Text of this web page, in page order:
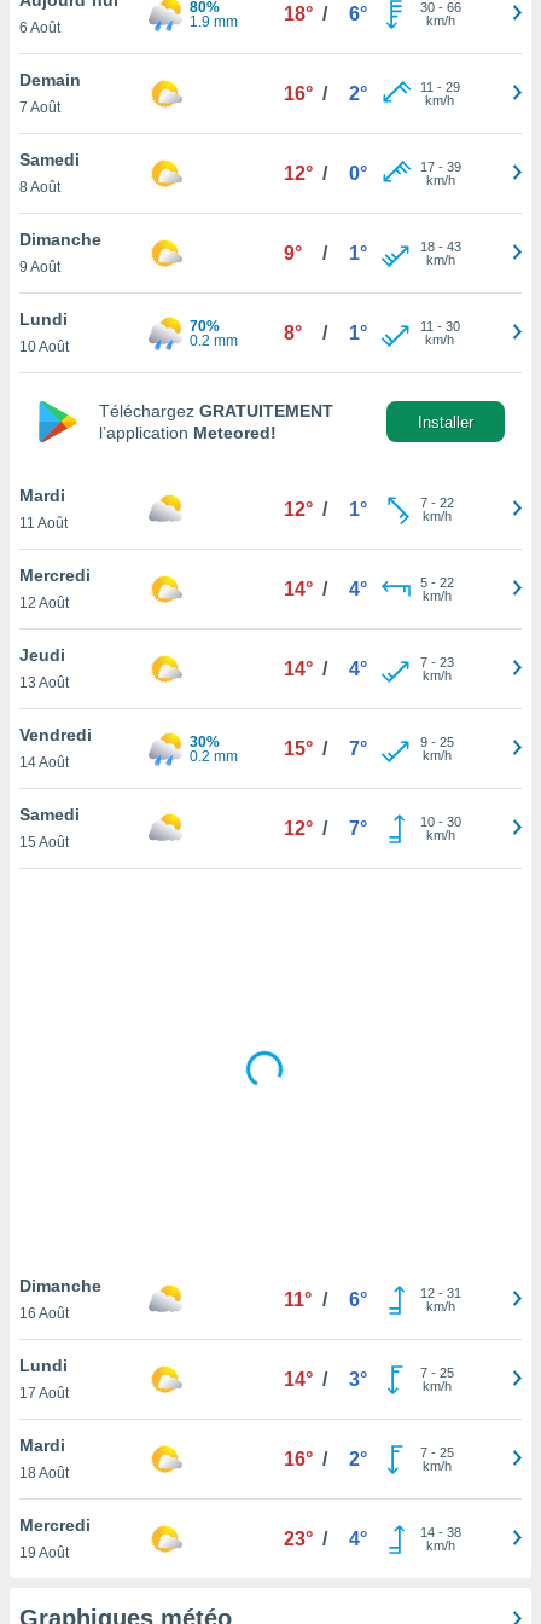
et
»,
au
vous
qu'ils
ou
le
ainsi
un
la
du
votre
à
en
le
notre
que
et que
6 Août
80%
1.9 mm
18° / 6° 30- 66
km/h
Demain
7 Août
16° / 2° 11 - 29
km/h
Samedi
8 Août
12° / 0° 17- 39
km/h
Dimanche
9 Août
9° / 1° 18- 43
km/h
Lundi
10 Août
70%
0.2 mm
8° / 1° 11 - 30
km/h
Téléchargez GRATUITEMENT
l’application Meteored!
Installer
Mardi
11 Août
12° / 1° 7- 22
km/h
Mercredi
12 Août
14° / 4° 5- 22
km/h
Jeudi
13 Août
14° / 4° 7- 23
km/h
Vendredi
14 Août
30%
0.2 mm
15° / 7° 9- 25
km/h
Samedi
15 Août
12° / 7° 10- 30
km/h
Dimanche
16 Août
11° / 6° 12- 31
km/h
Lundi
17 Août
14° / 3° 7- 25
km/h
Mardi
18 Août
16° / 2° 7- 25
km/h
Mercredi
19 Août
23° / 4° 14- 38
km/h
Graphiques météo